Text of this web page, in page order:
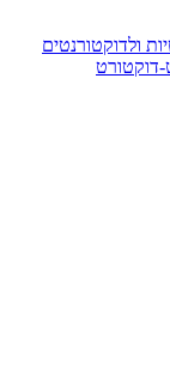
ולדוקטורנטים
דוקטורט